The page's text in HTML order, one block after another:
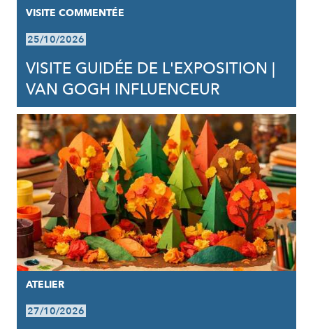
VISITE COMMENTÉE
25/10/2026
VISITE GUIDÉE DE L'EXPOSITION |
VAN GOGH INFLUENCEUR
ATELIER
27/10/2026